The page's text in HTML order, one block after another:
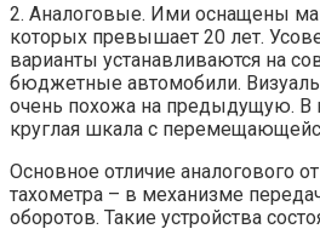
2. Аналоговые. Ими оснащены
которых превышает 20 лет.
варианты устанавливаются на
бюджетные автомобили.
очень похожа на предыдущую. В
круглая шкала с
Основное отличие аналогового
тахометра – в механизме
оборотов. Такие устройства